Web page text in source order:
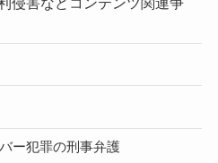
ー犯罪の刑事弁護